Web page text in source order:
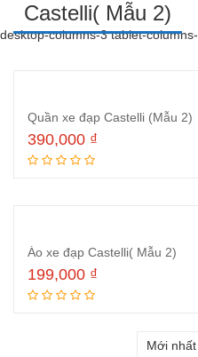
Castelli( Mẫu 2)
desktop-columns-3 tablet-
Quần xe đạp Castelli (Mẫu 2)
390,000 ₫
Áo xe đạp Castelli( Mẫu 2)
199,000 ₫